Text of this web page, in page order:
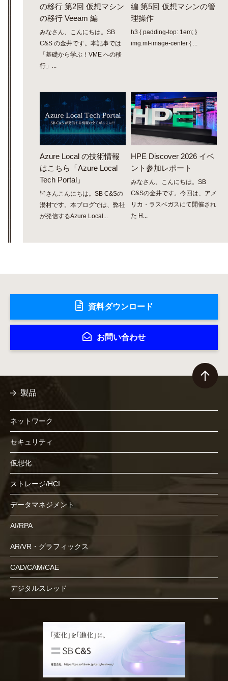
の移行 第2回 仮想マシン
の移行 Veeam 編
みなさん、こんにちは。SB
C&S の金井です。本記事では
「基礎から学ぶ！VME への移
行」...
編 第5回 仮想マシンの管
理操作
h3 { padding-top: 1em; }
img.mt-image-center { ...
Azure Local の技術情報
はこちら「Azure Local
Tech Portal」
皆さんこんにちは。SB C&Sの
湯村です。本ブログでは、弊社
が発信するAzure Local...
HPE Discover 2026 イベ
ント参加レポート
みなさん、こんにちは。SB
C&Sの金井です。今回は、アメ
リカ・ラスベガスにて開催され
た H...
資料ダウンロード
お問い合わせ
製品
ネットワーク
セキュリティ
仮想化
ストレージ/HCI
データマネジメント
AI/RPA
AR/VR・グラフィックス
CAD/CAM/CAE
デジタルスレッド